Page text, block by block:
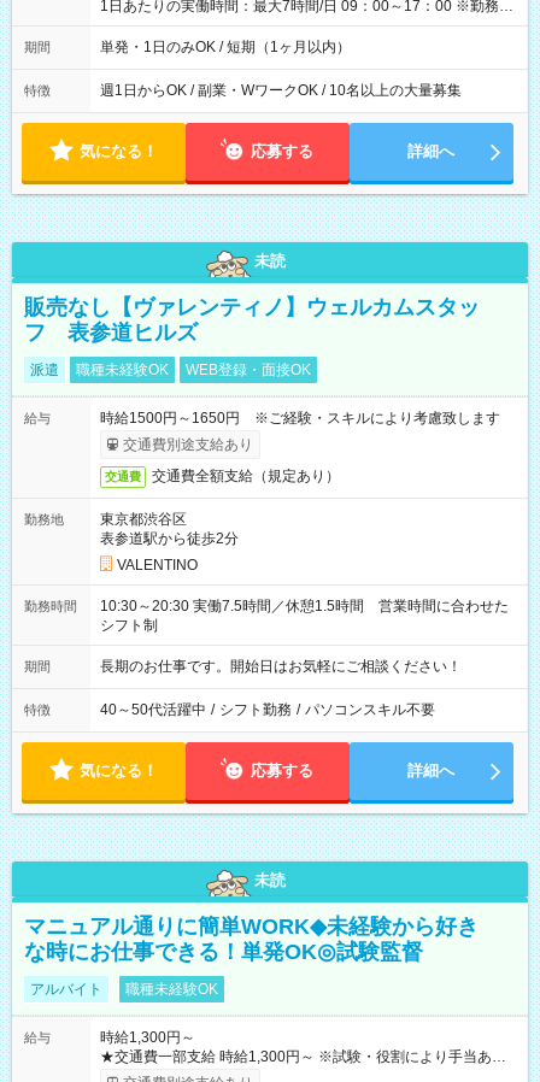
1日あたりの実働時間：最大7時間/日 09：00～17：00 ※勤務時
間は 試験により異なります。
期間 単発・1日のみOK / 短期（1ヶ月以内）
特徴 週1日からOK / 副業・WワークOK / 10名以上の大量募集
気になる！ 応募する 詳細へ
未読
販売なし【ヴァレンティノ】ウェルカムスタッ
フ 表参道ヒルズ
派遣 職種未経験OK WEB登録・面接OK
給与
時給1500円～1650円 ※ご経験・スキルにより考慮致します
交通費別途支給あり
交通費 交通費全額支給（規定あり）
勤務地
東京都渋谷区
表参道駅から徒歩2分
VALENTINO
勤務時間
10:30～20:30 実働7.5時間／休憩1.5時間 営業時間に合わせた
シフト制
期間 長期のお仕事です。開始日はお気軽にご相談ください！
特徴 40～50代活躍中 / シフト勤務 / パソコンスキル不要
気になる！ 応募する 詳細へ
未読
マニュアル通りに簡単WORK◆未経験から好き
な時にお仕事できる！単発OK◎試験監督
アルバイト 職種未経験OK
給与
時給1,300円～
★交通費一部支給 時給1,300円～ ※試験・役割により手当あり
※勤務回数により昇給あり 【即給（前払い）オプションあ